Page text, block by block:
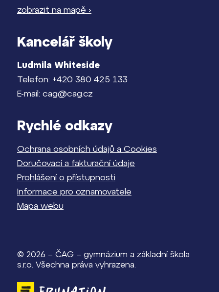
zobrazit na mapě ›
Kancelář školy
Ludmila Whiteside
Telefon: +420 380 425 133
E-mail: cag@cag.cz
Rychlé odkazy
Ochrana osobních údajů a Cookies
Doručovací a fakturační údaje
Prohlášení o přístupnosti
Informace pro oznamovatele
Mapa webu
© 2026 – ČAG – gymnázium a základní škola
s.r.o. Všechna práva vyhrazena.